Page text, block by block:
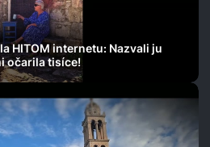
HITOM internetu: Nazvali ju
očarila tisíce!